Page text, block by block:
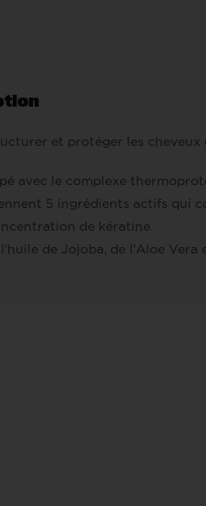
et protéger les
avec le complexe
5 ingrédients actifs qui
de kératine.
de Jojoba, de l'Aloe Vera